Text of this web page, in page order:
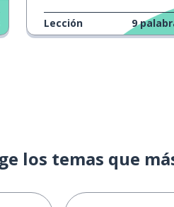
Lección 9
los temas que